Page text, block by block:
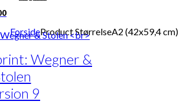
ForsideProduct StørrelseA2 (42x59,4 cm)
Prisinterval:
til
kr. 1.399,00
Dette
har
varianter.
Mulighederne
kan
vælges
på
Wegner &
9